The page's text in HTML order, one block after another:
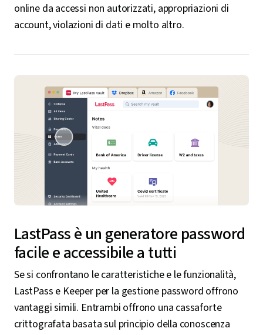
online da accessi non autorizzati, appropriazioni di
account, violazioni di dati e molto altro.
LastPass è un generatore password
facile e accessibile a tutti
Se si confrontano le caratteristiche e le funzionalità,
LastPass e Keeper per la gestione password offrono
vantaggi simili. Entrambi offrono una cassaforte
crittografata basata sul principio della conoscenza